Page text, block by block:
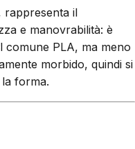
rappresenta il
e manovrabilità: è
comune PLA, ma meno
morbido, quindi si
forma.